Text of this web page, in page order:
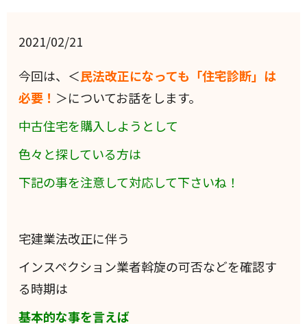
2021/02/21
今回は、＜民法改正になっても「住宅診断」は
必要！ ＞についてお話をします。
中古住宅を購入しようとして
色々と探している方は
下記の事を注意して対応して下さいね！
宅建業法改正に伴う
インスペクション業者斡旋の可否などを確認す
る時期は
基本的な事を言えば